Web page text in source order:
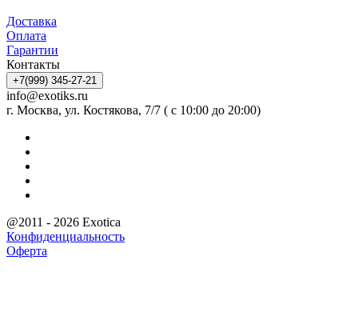
Доставка
Оплата
Гарантии
Контакты
+7(999) 345-27-21
info@exotiks.ru
г. Москва, ул. Костякова, 7/7 ( с 10:00 до 20:00)
@2011 - 2026 Exotica
Конфиденциальность
Оферта